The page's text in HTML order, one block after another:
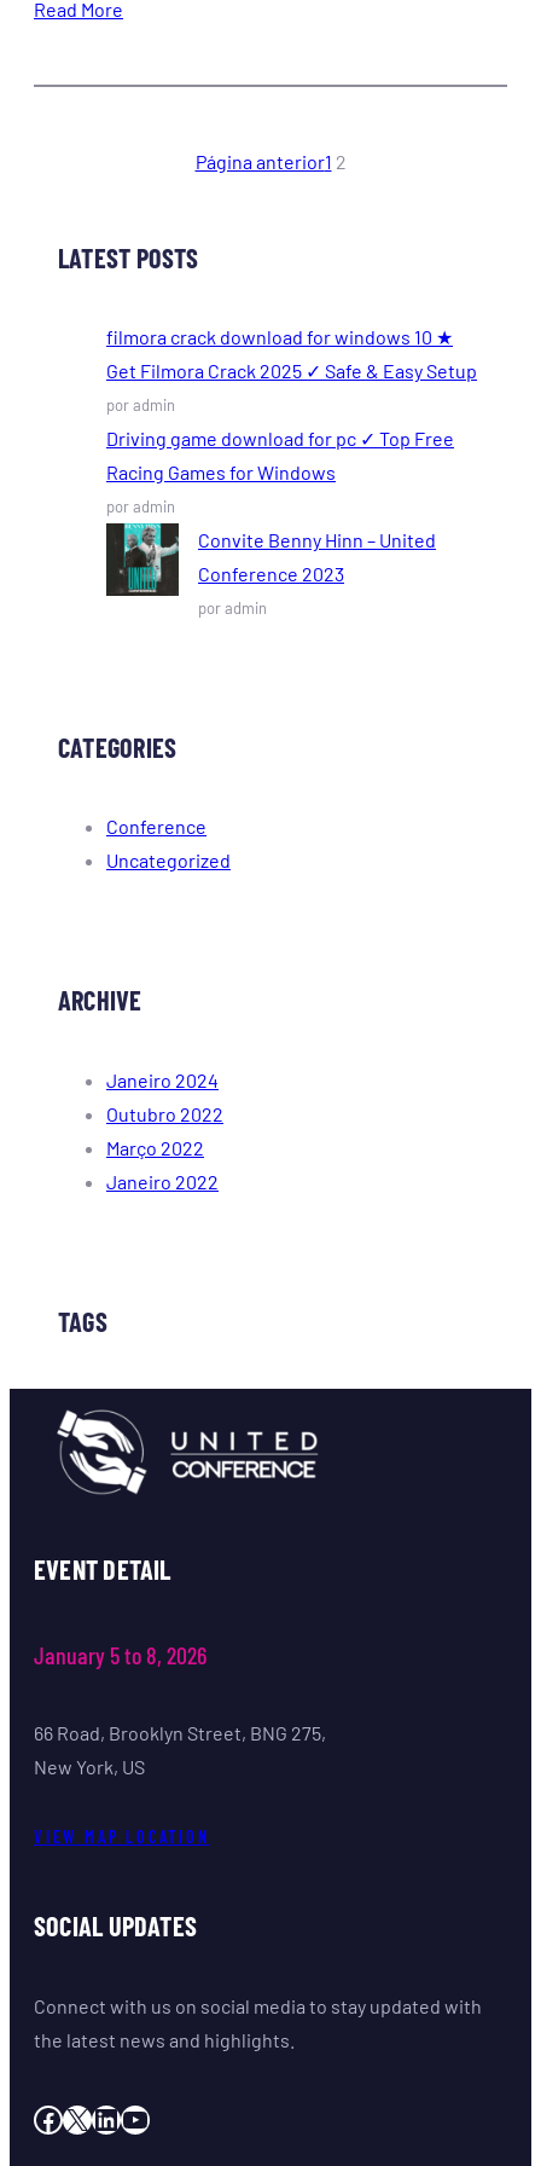
Read More
Página anterior1 2
LATEST POSTS
filmora crack download for windows 10 ★
Get Filmora Crack 2025 ✓ Safe & Easy Setup
por admin
Driving game download for pc ✓ Top Free
Racing Games for Windows
por admin
Convite Benny Hinn – United
Conference 2023
por admin
CATEGORIES
Conference
Uncategorized
ARCHIVE
Janeiro 2024
Outubro 2022
Março 2022
Janeiro 2022
TAGS
EVENT DETAIL
January 5 to 8, 2026
66 Road, Brooklyn Street, BNG 275,
New York, US
VIEW MAP LOCATION
SOCIAL UPDATES
Connect with us on social media to stay updated with
the latest news and highlights.
Facebook X LinkedIn YouTube